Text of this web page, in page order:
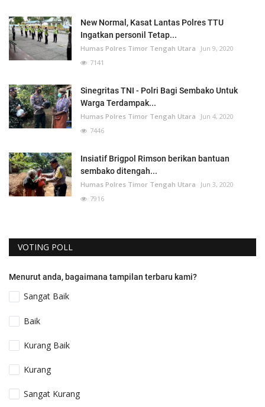
New Normal, Kasat Lantas Polres TTU
Ingatkan personil Tetap...
Humas Polres Timor Tengah Utara
Jun 9, 2020
7141
Sinegritas TNI - Polri Bagi Sembako Untuk
Warga Terdampak...
Humas Polres Timor Tengah Utara
Jun 4, 2020
7446
Insiatif Brigpol Rimson berikan bantuan
sembako ditengah...
Humas Polres Timor Tengah Utara
Jun 3, 2020
7916
VOTING POLL
Menurut anda, bagaimana tampilan terbaru kami?
Sangat Baik
Baik
Kurang Baik
Kurang
Sangat Kurang